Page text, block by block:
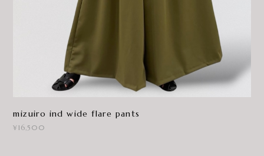
mizuiro ind wide flare pants
¥16,500